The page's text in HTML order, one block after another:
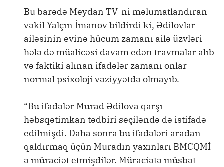
Bu barədə Meydan TV-ni məlumatlandıran
vəkil Yalçın İmanov bildirdi ki, Ədilovlar
ailəsinin evinə hücum zamanı ailə üzvləri
hələ də müalicəsi davam edən travmalar alıb
və faktiki alınan ifadələr zamanı onlar
normal psixoloji vəziyyətdə olmayıb.
“Bu ifadələr Murad Ədilova qarşı
həbsqətimkan tədbiri seçiləndə də istifadə
edilmişdi. Daha sonra bu ifadələri aradan
qaldırmaq üçün Muradın yaxınları BMCQMİ-
ə müraciət etmişdilər. Müraciətə müsbət